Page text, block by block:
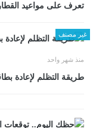
تعرف على مواعيد
غير مصنف
منذ شهر واحد
طريقة التظلم لإعادة